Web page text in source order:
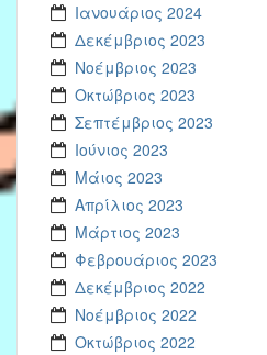
Ιανουάριος 2024
Δεκέμβριος 2023
Νοέμβριος 2023
Οκτώβριος 2023
Σεπτέμβριος 2023
Ιούνιος 2023
Μάιος 2023
Απρίλιος 2023
Μάρτιος 2023
Φεβρουάριος 2023
Δεκέμβριος 2022
Νοέμβριος 2022
Οκτώβριος 2022